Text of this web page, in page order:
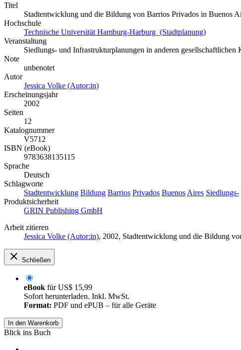
Titel
Stadtentwicklung und die Bildung von Barrios Privados in Buenos
Hochschule
Technische Universität Hamburg-Harburg (Stadtplanung)
Veranstaltung
Siedlungs- und Infrastrukturplanungen in anderen gesellschaftlichen
Note
unbenotet
Autor
Jessica Volke (Autor:in)
Erscheinungsjahr
2002
Seiten
12
Katalognummer
V5712
ISBN (eBook)
9783638135115
Sprache
Deutsch
Schlagworte
Stadtentwicklung Bildung Barrios Privados Buenos Aires Siedlungs-
Produktsicherheit
GRIN Publishing GmbH
Arbeit zitieren
Jessica Volke (Autor:in), 2002, Stadtentwicklung und die Bildung
Schließen
eBook fürUS$ 15,99
Sofort herunterladen. Inkl. MwSt.
Format: PDF und ePUB – für alle Geräte
In den Warenkorb
Blick ins Buch